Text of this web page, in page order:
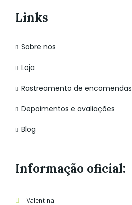
Links
Sobre nos
Loja
Rastreamento de encomendas
Depoimentos e avaliações
Blog
Informação oficial:
Valentina